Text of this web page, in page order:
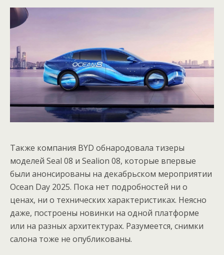
Также компания BYD обнародовала тизеры
моделей Seal 08 и Sealion 08, которые впервые
были анонсированы на декабрьском мероприятии
Ocean Day 2025. Пока нет подробностей ни о
ценах, ни о технических характеристиках. Неясно
даже, построены новинки на одной платформе
или на разных архитектурах. Разумеется, снимки
салона тоже не опубликованы.